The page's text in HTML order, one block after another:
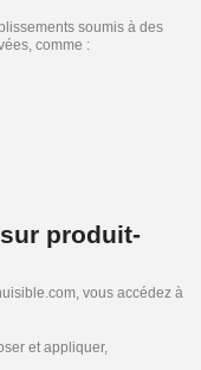
soumis à des
comme :
produit-
vous accédez à
et appliquer,